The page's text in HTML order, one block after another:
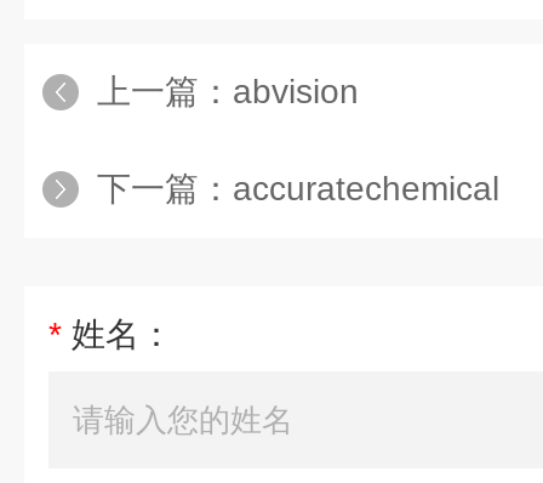
上一篇： abvision
下一篇： accuratechemical
* 姓名：